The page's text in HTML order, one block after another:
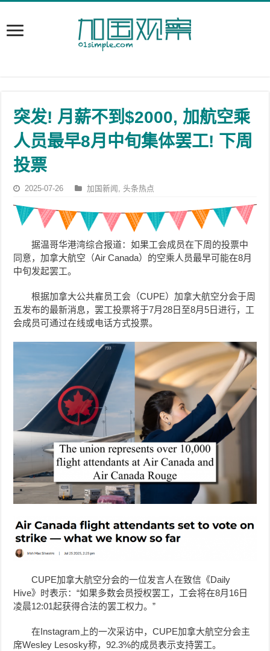
突发! 月薪不到$2000, 加航空乘
人员最早8月中旬集体罢工! 下周
投票
2025-07-26 加国新闻 ,头条热点
据温哥华港湾综合报道：如果工会成员在下周的投票中
同意，加拿大航空（Air Canada）的空乘人员最早可能在8月
中旬发起罢工。
根据加拿大公共雇员工会（CUPE）加拿大航空分会于周
五发布的最新消息，罢工投票将于7月28日至8月5日进行，工
会成员可通过在线或电话方式投票。
CUPE加拿大航空分会的一位发言人在致信《Daily
Hive》时表示：“如果多数会员授权罢工，工会将在8月16日
凌晨12:01起获得合法的罢工权力。”
在Instagram上的一次采访中，CUPE加拿大航空分会主
席Wesley Lesosky称，92.3%的成员表示支持罢工。